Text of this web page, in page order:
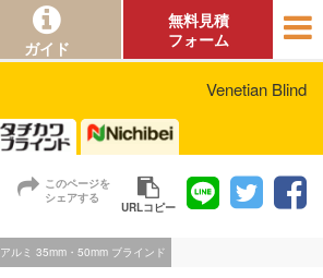
ガイド
無料見積
フォーム
Venetian Blind
このページを
シェアする
URLコピー
アルミ 35mm・50mm ブラインド